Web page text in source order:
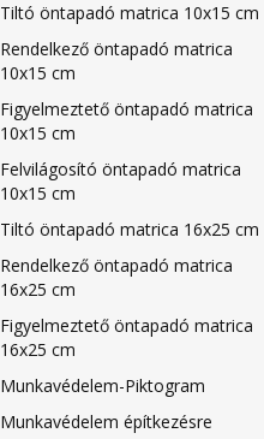
Tiltó öntapadó matrica 10x15 cm
Rendelkező öntapadó matrica
10x15 cm
Figyelmeztető öntapadó matrica
10x15 cm
Felvilágosító öntapadó matrica
10x15 cm
Tiltó öntapadó matrica 16x25 cm
Rendelkező öntapadó matrica
16x25 cm
Figyelmeztető öntapadó matrica
16x25 cm
Munkavédelem-Piktogram
Munkavédelem építkezésre